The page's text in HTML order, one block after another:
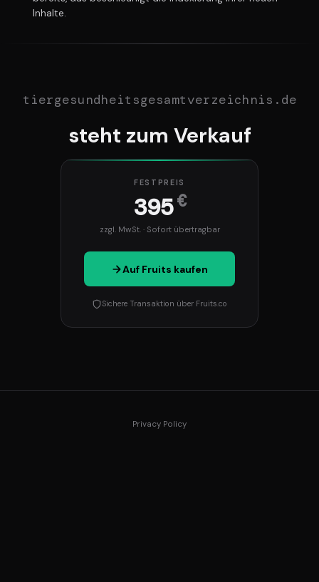
Inhalte.
tiergesundheitsgesamtverzeichnis.de
steht zum Verkauf
FESTPREIS
395€
zzgl. MwSt. · Sofort übertragbar
Auf Fruits kaufen
Sichere Transaktion über Fruits.co
Privacy Policy